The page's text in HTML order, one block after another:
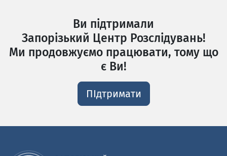
Ви підтримали
Запорізький Центр Розслідувань!
Ми продовжуємо працювати, тому що
є Ви!
ПІдтримати